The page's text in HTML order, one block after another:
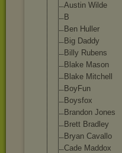
Austin Wilde
B
Ben Huller
Big Daddy
Billy Rubens
Blake Mason
Blake Mitchell
BoyFun
Boysfox
Brandon Jones
Brett Bradley
Bryan Cavallo
Cade Maddox